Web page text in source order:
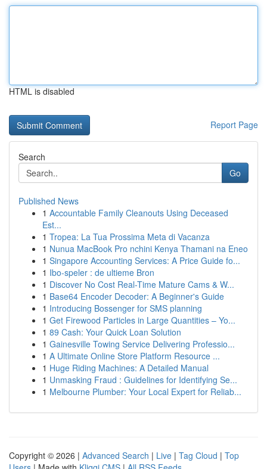
HTML is disabled
Report Page
Search
Go
Published News
1 Accountable Family Cleanouts Using Deceased
Est...
1 Tropea: La Tua Prossima Meta di Vacanza
1 Nunua MacBook Pro nchini Kenya Thamani na Eneo
1 Singapore Accounting Services: A Price Guide fo...
1 Ibo-speler : de ultieme Bron
1 Discover No Cost Real-Time Mature Cams & W...
1 Base64 Encoder Decoder: A Beginner's Guide
1 Introducing Bossenger for SMS planning
1 Get Firewood Particles in Large Quantities – Yo...
1 89 Cash: Your Quick Loan Solution
1 Gainesville Towing Service Delivering Professio...
1 A Ultimate Online Store Platform Resource ...
1 Huge Riding Machines: A Detailed Manual
1 Unmasking Fraud : Guidelines for Identifying Se...
1 Melbourne Plumber: Your Local Expert for Reliab...
Copyright © 2026 | Advanced Search | Live | Tag Cloud | Top